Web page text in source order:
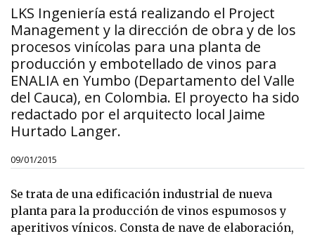
LKS Ingeniería está realizando el Project
Management y la dirección de obra y de los
procesos vinícolas para una planta de
producción y embotellado de vinos para
ENALIA en Yumbo (Departamento del Valle
del Cauca), en Colombia. El proyecto ha sido
redactado por el arquitecto local Jaime
Hurtado Langer.
09/01/2015
Se trata de una edificación industrial de nueva
planta para la producción de vinos espumosos y
aperitivos vínicos. Consta de nave de elaboración,